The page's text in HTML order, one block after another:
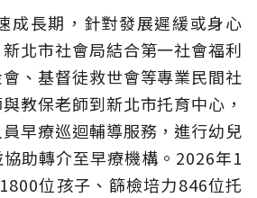
成長期，針對發展遲緩或身心
北市社會局結合第一社會福利
、基督徒救世會等專業民間社
教保老師到新北市托育中心，
早療巡迴輔導服務，進行幼兒
助轉介至早療機構。2026年1
位孩子、篩檢培力846位托